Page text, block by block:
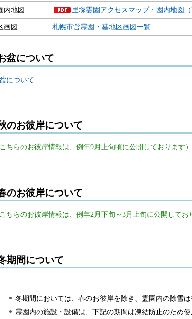
内地図 里塚霊園アクセスマップ・園内地図（
画図 札幌市営霊園・墓地区画図一覧
盆について
について
のお彼岸について
ちらのお彼岸情報は、例年9月上旬頃に公開しております）
のお彼岸について
ちらのお彼岸情報は、例年2月下旬～3月上旬に公開してお
期間について
冬期間においては、春のお彼岸を除き、霊園内の除雪
霊園内の施設・設備は、下記の期間は凍結防止のため